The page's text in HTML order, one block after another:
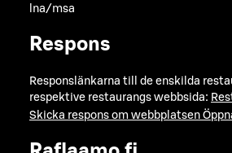
lna/msa
Respons
Responslänkarna till de enskilda
respektive restaurangs webbsida:
Skicka respons om webbplatsen